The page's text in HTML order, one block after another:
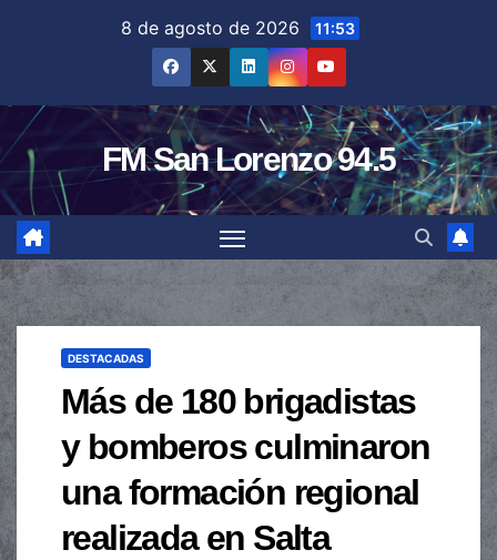
8 de agosto de 2026 11:53
FM San Lorenzo 94.5
DESTACADAS
Más de 180 brigadistas
y bomberos culminaron
una formación regional
realizada en Salta